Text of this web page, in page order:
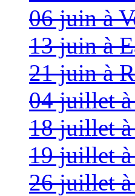
06 juin à
13 juin à
21 juin à
04 juillet à
18 juillet
19 juillet
26 juillet